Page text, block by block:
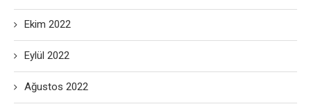
Ekim 2022
Eylül 2022
Ağustos 2022